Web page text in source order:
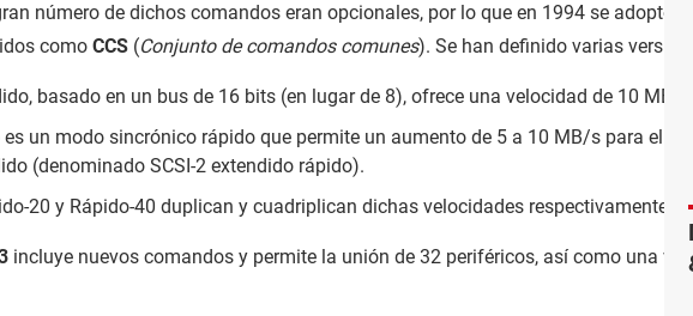
número de dichos comandos eran opcionales, por lo que en 1994 se adoptó el
como CCS (Conjunto de comandos comunes). Se han definido varias
basado en un bus de 16 bits (en lugar de 8), ofrece una velocidad de 10 MB/s
es un modo sincrónico rápido que permite un aumento de 5 a 10 MB/s para el
(denominado SCSI-2 extendido rápido).
20 y Rápido-40 duplican y cuadriplican dichas velocidades respectivamente.
incluye nuevos comandos y permite la unión de 32 periféricos, así como una